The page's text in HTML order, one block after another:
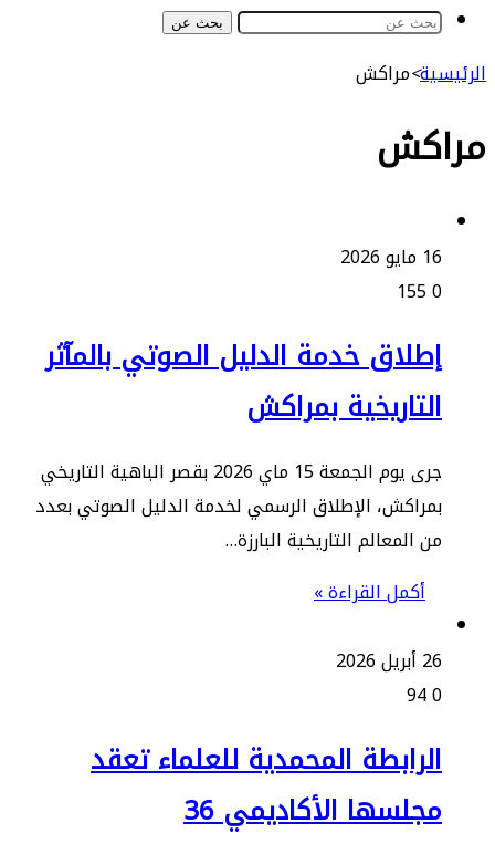
>مراكش
خدمة الدليل الصوتي بالمآثر
بمراكش
جرى يوم الجمعة 15 ماي 2026 بقصر الباهية التاريخي
الإطلاق الرسمي لخدمة الدليل الصوتي بعدد
المعالم التاريخية البارزة…
أكمل القراءة »
المحمدية للعلماء تعقد
الأكاديمي 36